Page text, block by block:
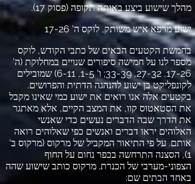
מהלך שישוע ביצע באותה תקופה (פסוק 17).
ישוע מרפא איש משותק, לוקס ה' 17-26
בחמשת הקטעים הבאים של כתבי הקודש, לוקס
מספר לנו על חמישה סיפורים שנויים במחלוקת (ה'
17-26, 27-32, 33-39;
ו' 1-5, 6-11)
שמובילים
לקונפליקט בן ישוע להנהגה הדתית והפרושים.
בקטעים אלה אנו רואים את ישוע כמי שאינו מקבל
את הסטאטוס קוו, את המצב הקיים, אלא מאתגר
את הדרך שבה הדברים נעשים כדי שאנשי
האלוהים יראו דברים ואנשים כפי שאלוהים רואה
אותם. על פי התיאור המקביל של מרקוס (מרקוס ב'
1),
הסצנה התרחשה בכפר נחום על החוף
הצפוני-מערבי של הכנרת. מרקוס כותב שישוע שהה
באחד הבתים שם: